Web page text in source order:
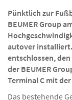
Pünktlich zur
BEUMER Group
autover
entschlossen, den
der BEUMER
Terminal C mit